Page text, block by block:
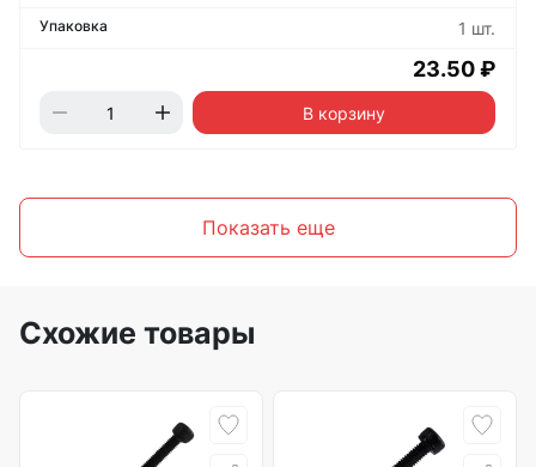
1 шт.
23.50 ₽
В корзину
Показать еще
Схожие товары